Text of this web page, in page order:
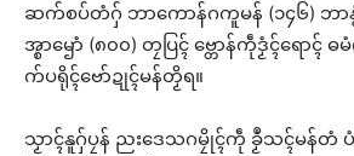
ဆက်စပ်တံဂှ် ဘာကောန်ဂကူမန် (၁၄၆) ဘာ
အ္စာၝောံ (၈၀၀) တၠပြၚ် ဗ္တောန်ကဵုဒၟံၚ်ရောၚ်
က်ပရိုၚ်ဗော်ဍုၚ်မန်တၟိရ။
သၟာၚ်နူဂှ်ပၠန် ညးဒေသဂမၠိုၚ်ကဵု ခၟဳသၚ်မန်တံ